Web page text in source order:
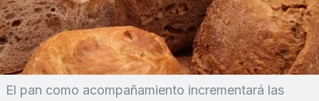
El pan como acompañamiento incrementará las